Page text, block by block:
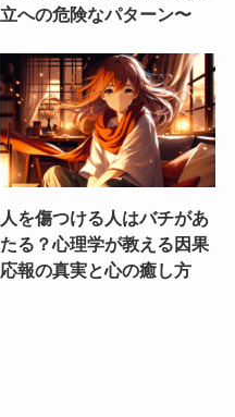
立への危険なパターン〜
人を傷つける人はバチがあ
たる？心理学が教える因果
応報の真実と心の癒し方